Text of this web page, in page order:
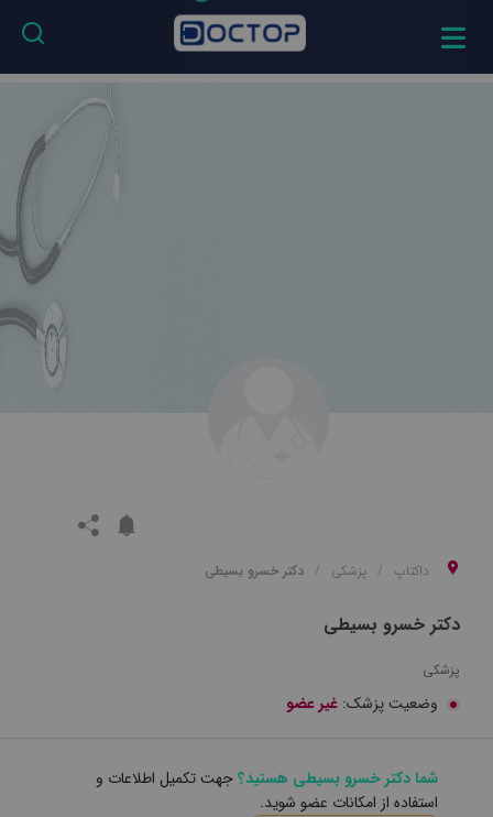
داکتاپ پزشکی دکتر خسرو بسیطی
دکتر خسرو بسیطی
پزشکی
وضعیت پزشک: غیر عضو
شما دکتر خسرو بسیطی هستید؟جهت تکمیل اطلاعات و
استفاده از امکانات عضو شوید.